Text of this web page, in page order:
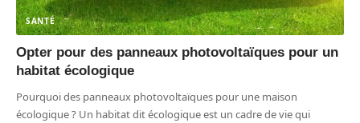
SANTÉ
Opter pour des panneaux photovoltaïques pour un
habitat écologique
Pourquoi des panneaux photovoltaïques pour une maison
écologique ? Un habitat dit écologique est un cadre de vie qui